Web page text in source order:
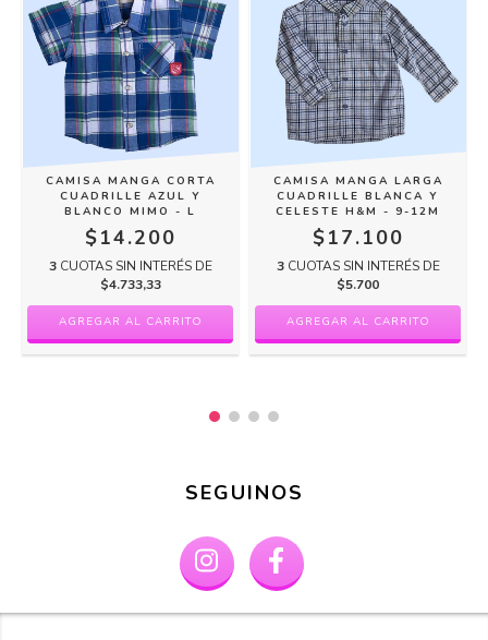
CAMISA MANGA CORTA
CUADRILLE AZUL Y
BLANCO MIMO - L
$14.200
3 CUOTAS SIN INTERÉS DE
$4.733,33
CAMISA MANGA LARGA
CUADRILLE BLANCA Y
CELESTE H&M - 9-12M
$17.100
3 CUOTAS SIN INTERÉS DE
$5.700
SEGUINOS